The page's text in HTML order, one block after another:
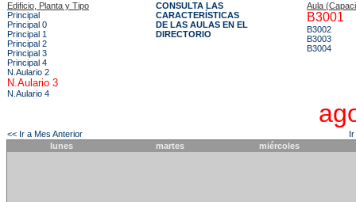
Edificio, Planta y Tipo
Principal
Principal 0
Principal 1
Principal 2
Principal 3
Principal 4
N.Aulario 2
N.Aulario 3
N.Aulario 4
CONSULTA LAS
CARACTERÍSTICAS
DE LAS AULAS EN EL
DIRECTORIO
Aula
B3001
B3002
B3003
B3004
<< Ir a Mes Anterior
lunes
martes miércoles